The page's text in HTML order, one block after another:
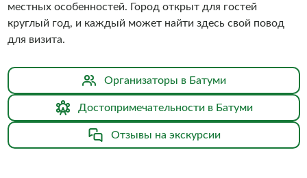
местных особенностей. Город открыт для гостей
круглый год, и каждый может найти здесь свой повод
для визита.
Организаторы в Батуми
Достопримечательности в Батуми
Отзывы на экскурсии